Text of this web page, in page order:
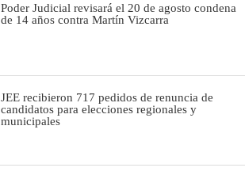
Poder Judicial revisará el 20 de agosto condena
de 14 años contra Martín Vizcarra
JEE recibieron 717 pedidos de renuncia de
candidatos para elecciones regionales y
municipales